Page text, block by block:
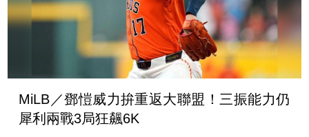
MiLB／鄧愷威力拚重返大聯盟！三振能力仍
犀利兩戰3局狂飆6K